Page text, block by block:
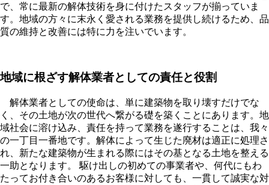
で、常に最新の解体技術を身に付けたスタッフが揃っていま
す。地域の方々に末永く愛される業務を提供し続けるため、品
質の維持と改善には特に力を注いでいます。
地域に根ざす解体業者としての責任と役割
解体業者としての使命は、単に建築物を取り壊すだけでな
く、その土地が次の世代へ繋がる礎を築くことにあります。地
域社会に溶け込み、責任を持って業務を遂行することは、我々
の一丁目一番地です。解体によって生じた廃材は適正に処理さ
れ、新たな建築物が生まれる際にはその基となる土地を整える
一助となります。 駆け出しの初めての事業者や、何代にもわ
たってお付き合いのあるお客様に対しても、一貫して誠実な対